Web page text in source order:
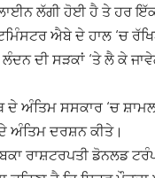
ਲੱਗੀ ਹੋਈ ਹੈ ਤੇ ਹਰ
ਐਬੇ ਦੇ ਹਾਲ ‘ਚ
ਦੀ ਸੜਕਾਂ ‘ਤੇ ਲੈ ਕੇ
ਦੇ ਅੰਤਿਮ ਸਸਕਾਰ ‘ਚ
ਅੰਤਿਮ ਦਰਸ਼ਨ ਕੀਤੇ।
ਰਾਸ਼ਟਰਪਤੀ ਡੋਨਲਡ